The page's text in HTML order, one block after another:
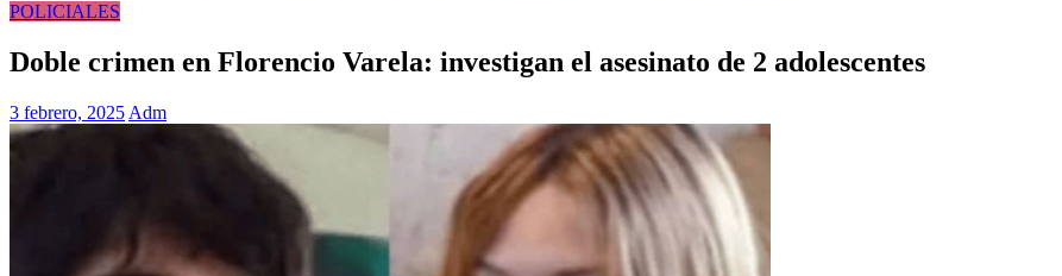
POLICIALES
Doble crimen en Florencio Varela: investigan el asesinato de 2 adolescentes
3 febrero, 2025 Adm